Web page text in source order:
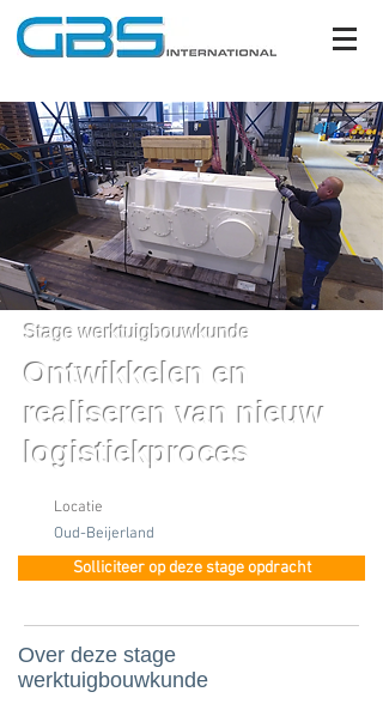
Stage werktuigbouwkunde
Ontwikkelen en
realiseren van nieuw
logistiekproces
Locatie
Oud-Beijerland
Solliciteer op deze stage opdracht
Over deze stage
werktuigbouwkunde